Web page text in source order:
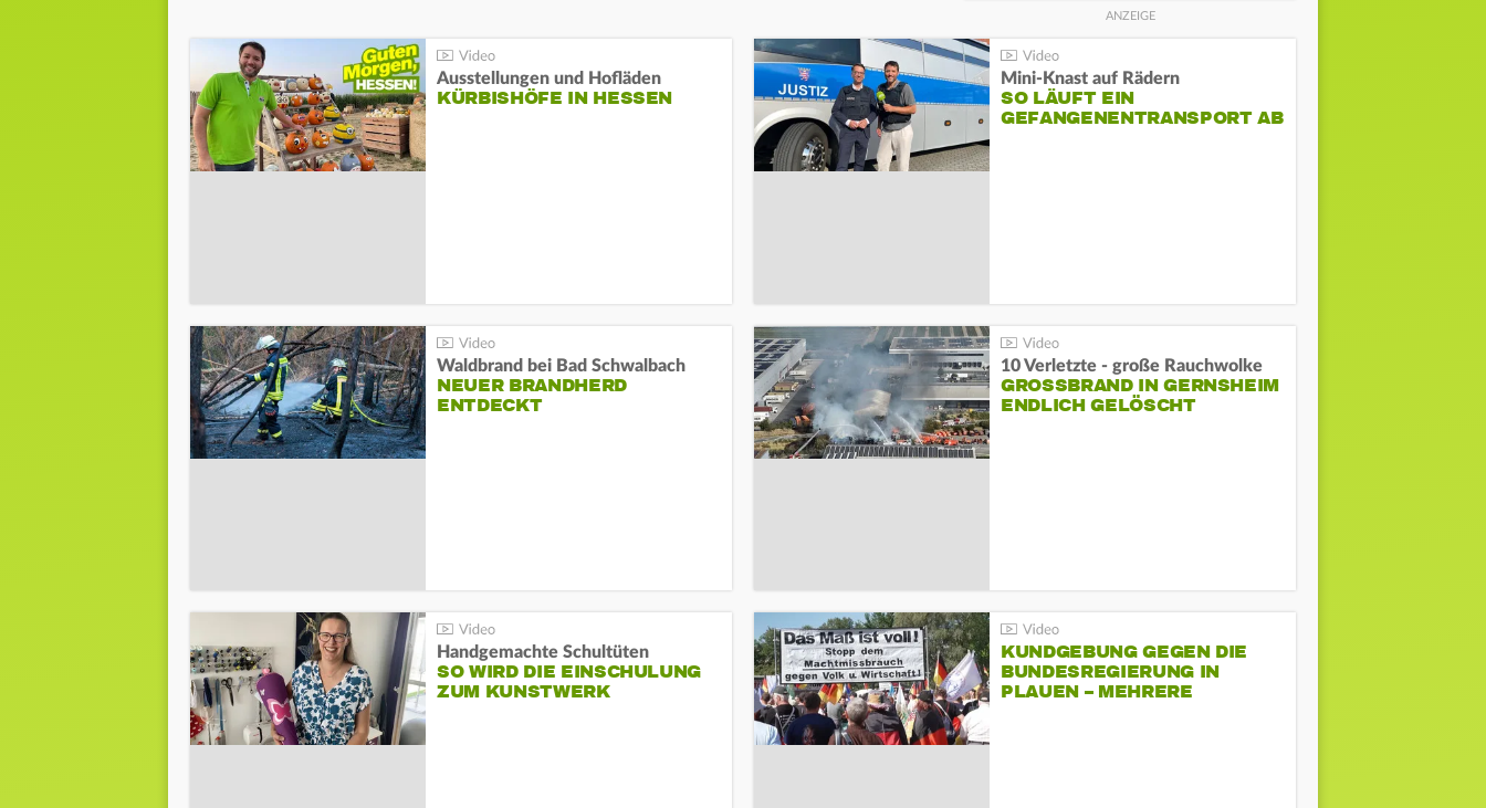
Ausstellungen und Hofläden
KÜRBISHÖFE IN HESSEN
Mini-Knast auf Rädern
SO LÄUFT EIN
GEFANGENENTRANSPORT AB
Waldbrand bei Bad Schwalbach
NEUER BRANDHERD
ENTDECKT
10 Verletzte - große Rauchwolke
GROSSBRAND IN GERNSHEIM E
NDLICH GELÖSCHT
Handgemachte Schultüten
SO WIRD DIE EINSCHULUNG
ZUM KUNSTWERK
KUNDGEBUNG GEGEN DIE
BUNDESREGIERUNG IN
PLAUEN – MEHRERE